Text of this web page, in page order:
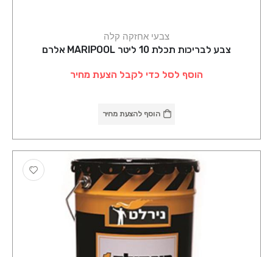
צבעי אחזקה קלה
צבע לבריכות תכלת 10 ליטר MARIPOOL אלרם
הוסף לסל כדי לקבל הצעת מחיר
הוסף להצעת מחיר